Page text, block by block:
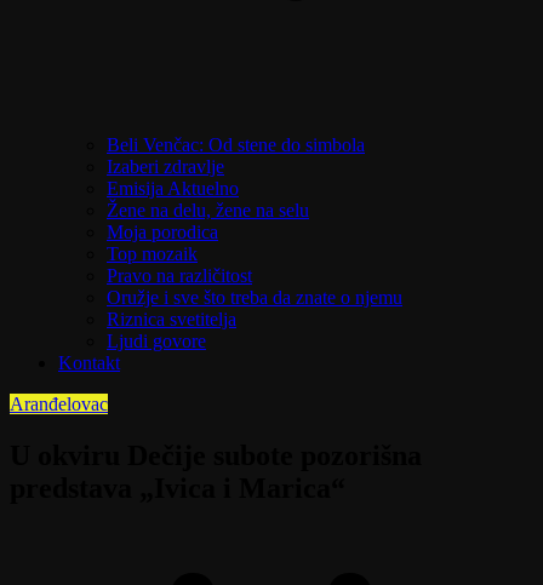
Beli Venčac: Od stene do simbola
Izaberi zdravlje
Emisija Aktuelno
Žene na delu, žene na selu
Moja porodica
Top mozaik
Pravo na različitost
Oružje i sve što treba da znate o njemu
Riznica svetitelja
Ljudi govore
Kontakt
Aranđelovac